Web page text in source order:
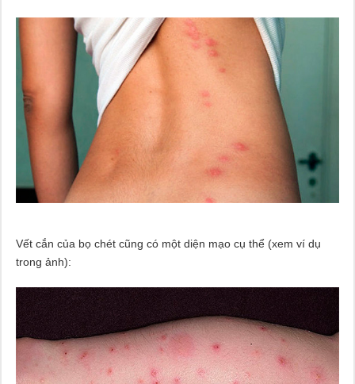
Vết cắn của bọ chét cũng có một diện mạo cụ thể (xem ví dụ
trong ảnh):